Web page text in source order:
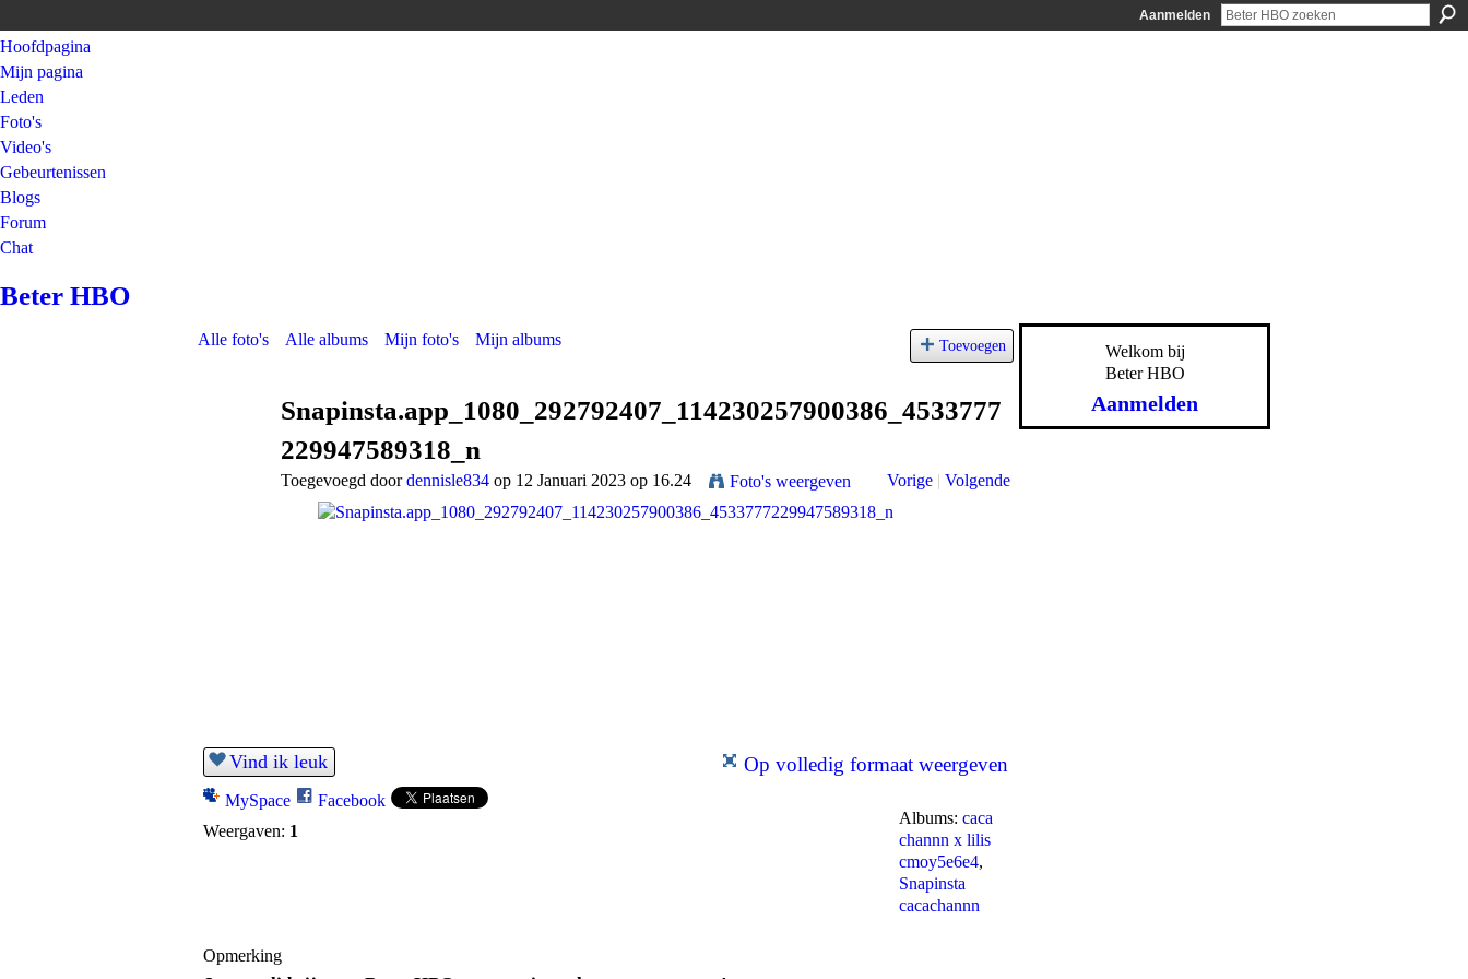
Aanmelden
Hoofdpagina
Mijn pagina
Leden
Foto's
Video's
Gebeurtenissen
Blogs
Forum
Chat
Beter HBO
Alle foto's Alle albums Mijn foto's Mijn albums Toevoegen
Snapinsta.app_1080_292792407_114230257900386_4533777
229947589318_n
Toegevoegd doordennisle834 op 12 Januari 2023 op 16.24 Foto's weergeven Vorige | Volgende
Vind ik leuk
MySpace
Facebook
Weergaven: 1
Op volledig formaat weergeven
Albums: caca
channn x lilis
cmoy5e6e4,
Snapinsta
cacachannn
Opmerking
Welkom bij
Beter HBO
Aanmelden